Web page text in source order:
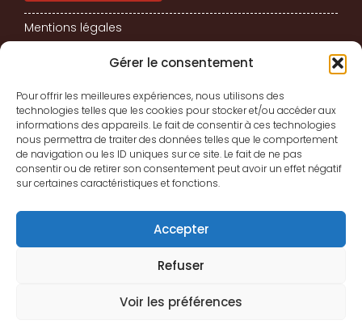
Gérer le consentement
Pour offrir les meilleures expériences, nous utilisons des
technologies telles que les cookies pour stocker et/ou accéder aux
informations des appareils. Le fait de consentir à ces technologies
nous permettra de traiter des données telles que le comportement
de navigation ou les ID uniques sur ce site. Le fait de ne pas
consentir ou de retirer son consentement peut avoir un effet négatif
sur certaines caractéristiques et fonctions.
Accepter
Refuser
Voir les préférences
Mentions légales
Charte de confidentialité
Politique de cookies (UE)
TOUTES NOS FORMATIONS
Formations Bureautique
Formations Communication
Services Bureautique